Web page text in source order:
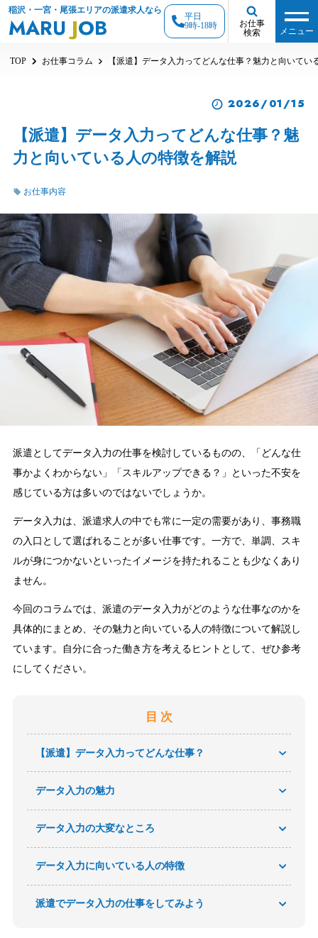
稲沢・一宮・尾張エリアの派遣求人なら
MARU JOB
平日
9時-18時
お仕事
検索
メニュー
TOP お仕事コラム 【派遣】データ入力ってどんな仕事？魅力と向いてい
2026/01/15
【派遣】データ入力ってどんな仕事？魅
力と向いている人の特徴を解説
お仕事内容
派遣としてデータ入力の仕事を検討しているものの、「どんな仕
事かよくわからない」「スキルアップできる？」といった不安を
感じている方は多いのではないでしょうか。
データ入力は、派遣求人の中でも常に一定の需要があり、事務職
の入口として選ばれることが多い仕事です。一方で、単調、スキ
ルが身につかないといったイメージを持たれることも少なくあり
ません。
今回のコラムでは、派遣のデータ入力がどのような仕事なのかを
具体的にまとめ、その魅力と向いている人の特徴について解説し
ています。自分に合った働き方を考えるヒントとして、ぜひ参考
にしてください。
目 次
【派遣】データ入力ってどんな仕事？
データ入力の魅力
データ入力の大変なところ
データ入力に向いている人の特徴
派遣でデータ入力の仕事をしてみよう